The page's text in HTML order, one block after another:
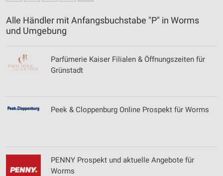
Alle Händler mit Anfangsbuchstabe "P" in Worms
und Umgebung
Parfümerie Kaiser Filialen & Öffnungszeiten für
Grünstadt
Peek & Cloppenburg Online Prospekt für Worms
PENNY Prospekt und aktuelle Angebote für
Worms